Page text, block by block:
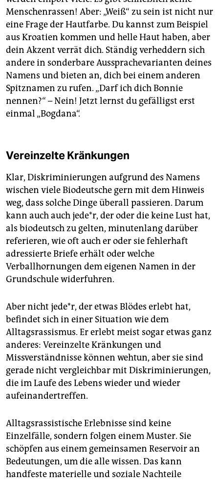
Menschenrassen! Aber: „Weiß“ zu sein ist nicht nur
eine Frage der Hautfarbe. Du kannst zum Beispiel
aus Kroatien kommen und helle Haut haben, aber
dein Akzent verrät dich. Ständig verheddern sich
andere in sonderbare Aussprachevarianten deines
Namens und bieten an, dich bei einem anderen
Spitznamen zu rufen. „Darf ich dich Bonnie
nennen?“ – Nein! Jetzt lernst du gefälligst erst
einmal „Bogdana“.
Vereinzelte Kränkungen
Klar, Diskriminierungen aufgrund des Namens
wischen viele Biodeutsche gern mit dem Hinweis
weg, dass solche Dinge überall passieren. Darum
kann auch auch jede*r, der oder die keine Lust hat,
als biodeutsch zu gelten, minutenlang darüber
referieren, wie oft auch er oder sie fehlerhaft
adressierte Briefe erhält oder welche
Verballhornungen dem eigenen Namen in der
Grundschule widerfuhren.
Aber nicht jede*r, der etwas Blödes erlebt hat,
befindet sich in einer Situation wie dem
Alltagsrassismus. Er erlebt meist sogar etwas ganz
anderes: Vereinzelte Kränkungen und
Missverständnisse können wehtun, aber sie sind
gerade nicht vergleichbar mit Diskriminierungen,
die im Laufe des Lebens wieder und wieder
aufeinandertreffen.
Alltagsrassistische Erlebnisse sind keine
Einzelfälle, sondern folgen einem Muster. Sie
schöpfen aus einem gemeinsamen Reservoir an
Bedeutungen, um die alle wissen. Das kann
handfeste materielle und soziale Nachteile